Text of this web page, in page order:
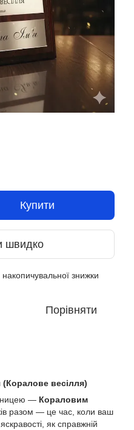
Купити
швидко
знижки
Порівняти
(Коралове весілля)
— Кораловим
разом — це час, коли ваш
як справжній